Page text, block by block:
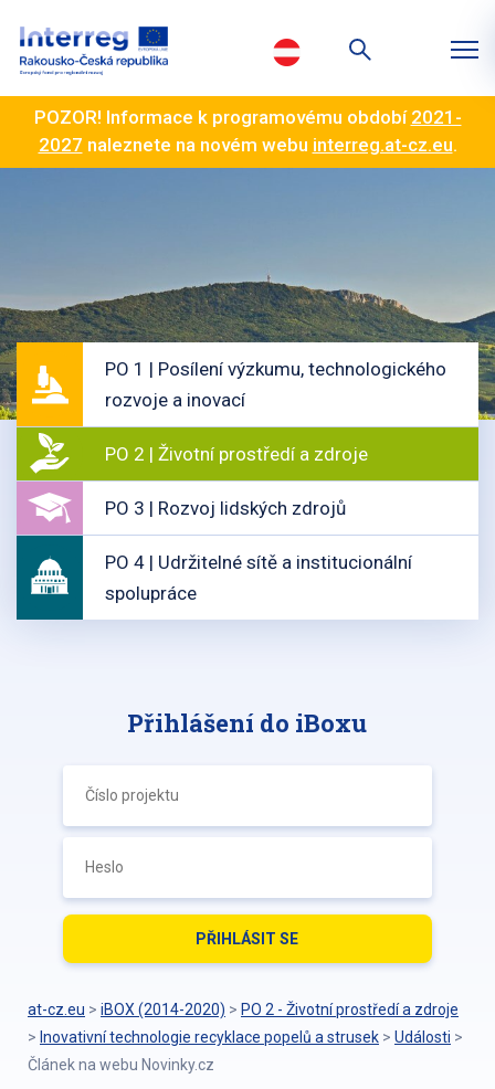
POZOR! Informace k programovému období 2021-
2027 naleznete na novém webu interreg.at-cz.eu.
PO 1 | Posílení výzkumu, technologického
rozvoje a inovací
PO 2 | Životní prostředí a zdroje
PO 3 | Rozvoj lidských zdrojů
PO 4 | Udržitelné sítě a institucionální
spolupráce
Přihlášení do iBoxu
at-cz.eu > iBOX (2014-2020) > PO 2 - Životní prostředí a zdroje
> Inovativní technologie recyklace popelů a strusek > Události >
Článek na webu Novinky.cz